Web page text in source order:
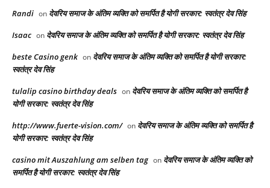
Randi on देवरिय समाज के अंतिम व्यक्ति को समर्पित है योगी सरकार: स्वतंत्र देव सिंह
Isaac on देवरिय समाज के अंतिम व्यक्ति को समर्पित है योगी सरकार: स्वतंत्र देव सिंह
beste Casino genk on देवरिय समाज के अंतिम व्यक्ति को समर्पित है योगी सरकार:
स्वतंत्र देव सिंह
tulalip casino birthday deals on देवरिय समाज के अंतिम व्यक्ति को समर्पित है
योगी सरकार: स्वतंत्र देव सिंह
http://www.fuerte-vision.com/ on देवरिय समाज के अंतिम व्यक्ति को समर्पित है
योगी सरकार: स्वतंत्र देव सिंह
casino mit Auszahlung am selben tag on देवरिय समाज के अंतिम व्यक्ति को
समर्पित है योगी सरकार: स्वतंत्र देव सिंह